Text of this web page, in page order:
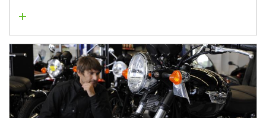
Lire la suite